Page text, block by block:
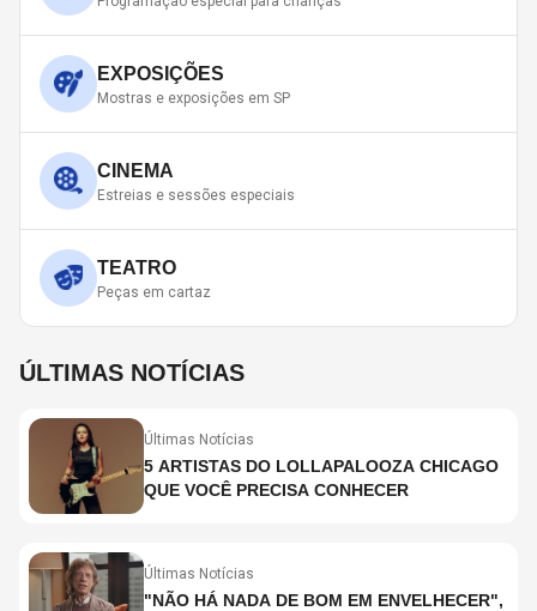
EXPOSIÇÕES
Mostras e exposições em SP
CINEMA
Estreias e sessões especiais
TEATRO
Peças em cartaz
ÚLTIMAS NOTÍCIAS
Últimas Notícias
5 ARTISTAS DO LOLLAPALOOZA CHICAGO
QUE VOCÊ PRECISA CONHECER
Últimas Notícias
"NÃO HÁ NADA DE BOM EM ENVELHECER",